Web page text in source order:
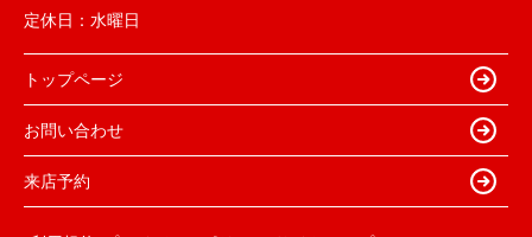
定休日： 水曜日
トップページ
お問い合わせ
来店予約